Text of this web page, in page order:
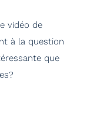
vidéo de
à la question
que